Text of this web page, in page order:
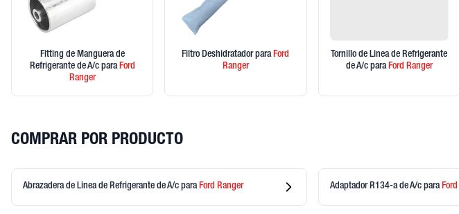
Fitting de Manguera de
Refrigerante de A/c para Ford
Ranger
Filtro Deshidratadorpara Ford
Ranger
Tornillo de Linea de Refrigerante
de A/c para Ford Ranger
COMPRAR POR PRODUCTO
Abrazadera de Linea de Refrigerante de A/c paraFord Ranger Adaptador R134-a de A/c paraFord